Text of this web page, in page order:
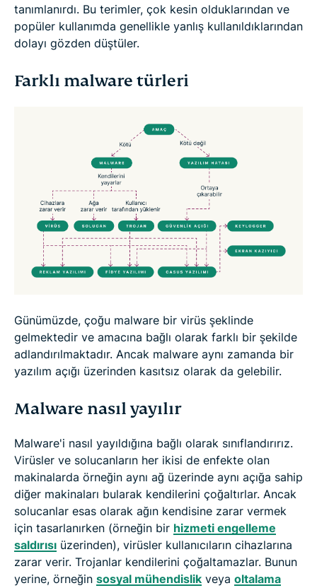
tanımlanırdı. Bu terimler, çok kesin olduklarından ve
popüler kullanımda genellikle yanlış kullanıldıklarından
dolayı gözden düştüler.
Farklı malware türleri
Günümüzde, çoğu malware bir virüs şeklinde
gelmektedir ve amacına bağlı olarak farklı bir şekilde
adlandırılmaktadır. Ancak malware aynı zamanda bir
yazılım açığı üzerinden kasıtsız olarak da gelebilir.
Malware nasıl yayılır
Malware'i nasıl yayıldığına bağlı olarak sınıflandırırız.
Virüsler ve solucanların her ikisi de enfekte olan
makinalarda örneğin aynı ağ üzerinde aynı açığa sahip
diğer makinaları bularak kendilerini çoğaltırlar. Ancak
solucanlar esas olarak ağın kendisine zarar vermek
için tasarlanırken (örneğin bir hizmeti engelleme
saldırısı üzerinden), virüsler kullanıcıların cihazlarına
zarar verir. Trojanlar kendilerini çoğaltamazlar. Bunun
yerine, örneğin sosyal mühendislik veya oltalama